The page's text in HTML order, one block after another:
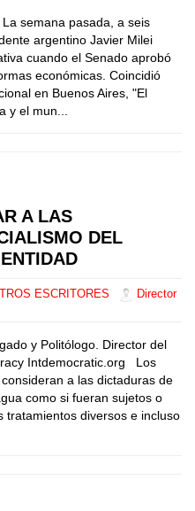
semana pasada, a seis
argentino Javier Milei
cuando el Senado aprobó
económicas. Coincidió
en Buenos Aires, "El
y el mun...
A LAS
DEL
ESCRITORES
Director
y Politólogo. Director del
Intdemocratic.org Los
a las dictaduras de
como si fueran sujetos o
tratamientos diversos e incluso